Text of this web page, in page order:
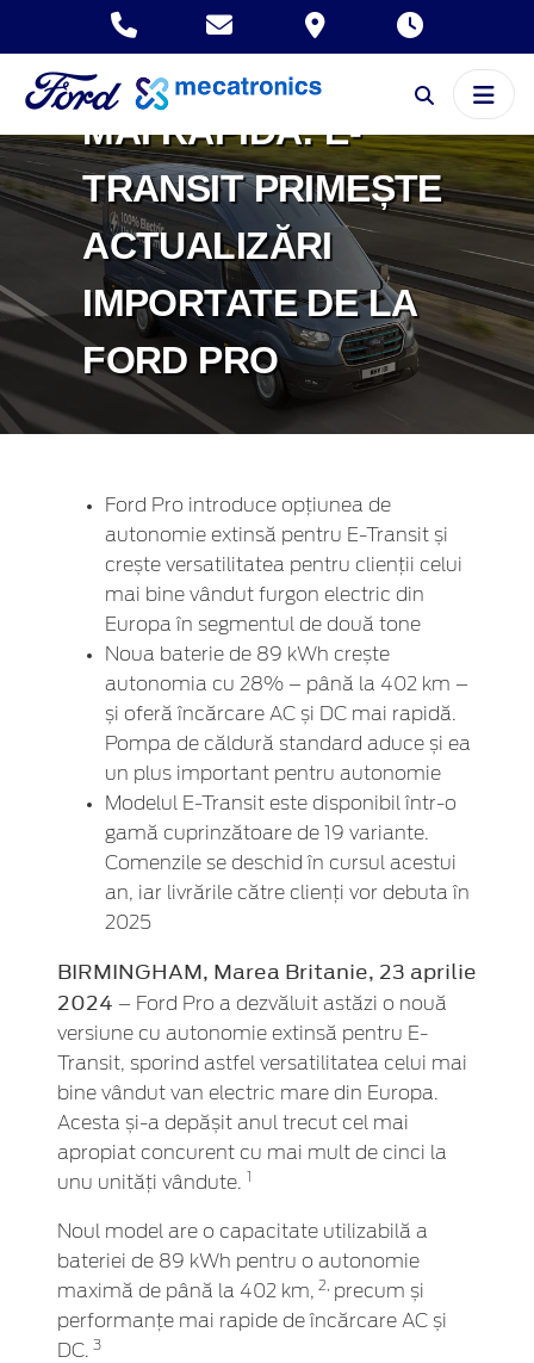
AUTONOMIE MAI
MARE, ÎNCĂRCARE
MAI RAPIDĂ: E-
TRANSIT PRIMEȘTE
ACTUALIZĂRI
IMPORTATE DE LA
FORD PRO
Ford Pro introduce opțiunea de
autonomie extinsă pentru E-Transit și
crește versatilitatea pentru clienții celui
mai bine vândut furgon electric din
Europa în segmentul de două tone
Noua baterie de 89 kWh crește
autonomia cu 28% – până la 402 km –
și oferă încărcare AC și DC mai rapidă.
Pompa de căldură standard aduce și ea
un plus important pentru autonomie
Modelul E-Transit este disponibil într-o
gamă cuprinzătoare de 19 variante.
Comenzile se deschid în cursul acestui
an, iar livrările către clienți vor debuta în
2025
BIRMINGHAM, Marea Britanie, 23 aprilie
2024 – Ford Pro a dezvăluit astăzi o nouă
versiune cu autonomie extinsă pentru E-
Transit, sporind astfel versatilitatea celui mai
bine vândut van electric mare din Europa.
Acesta și-a depășit anul trecut cel mai
apropiat concurent cu mai mult de cinci la
unu unități vândute.
Noul model are o capacitate utilizabilă a
bateriei de 89 kWh pentru o autonomie
maximă de până la 402 km, 2, precum și
performanțe mai rapide de încărcare AC și
DC. 3